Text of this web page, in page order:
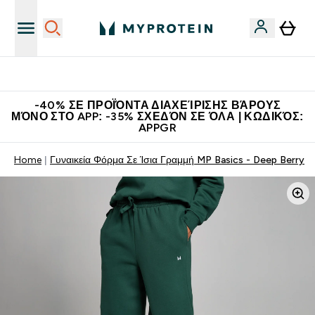
-40% ΣΕ ΠΡΟΪΌΝΤΑ ΔΙΑΧΕΊΡΙΣΗΣ ΒΆΡΟΥΣ
ΜΌΝΟ ΣΤΟ APP: -35% ΣΧΕΔΌΝ ΣΕ ΌΛΑ | ΚΩΔΙΚΌΣ:
APPGR
Home Γυναικεία Φόρμα Σε Ίσια Γραμμή MP Basics - Deep Berry